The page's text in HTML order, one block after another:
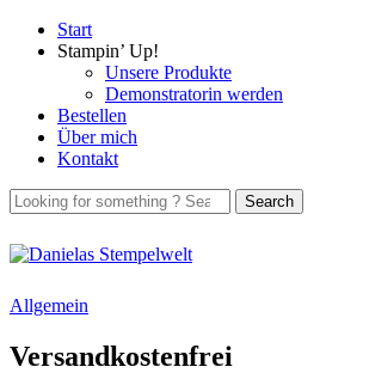
Start
Stampin’ Up!
Unsere Produkte
Demonstratorin werden
Bestellen
Über mich
Kontakt
Allgemein
Versandkostenfrei